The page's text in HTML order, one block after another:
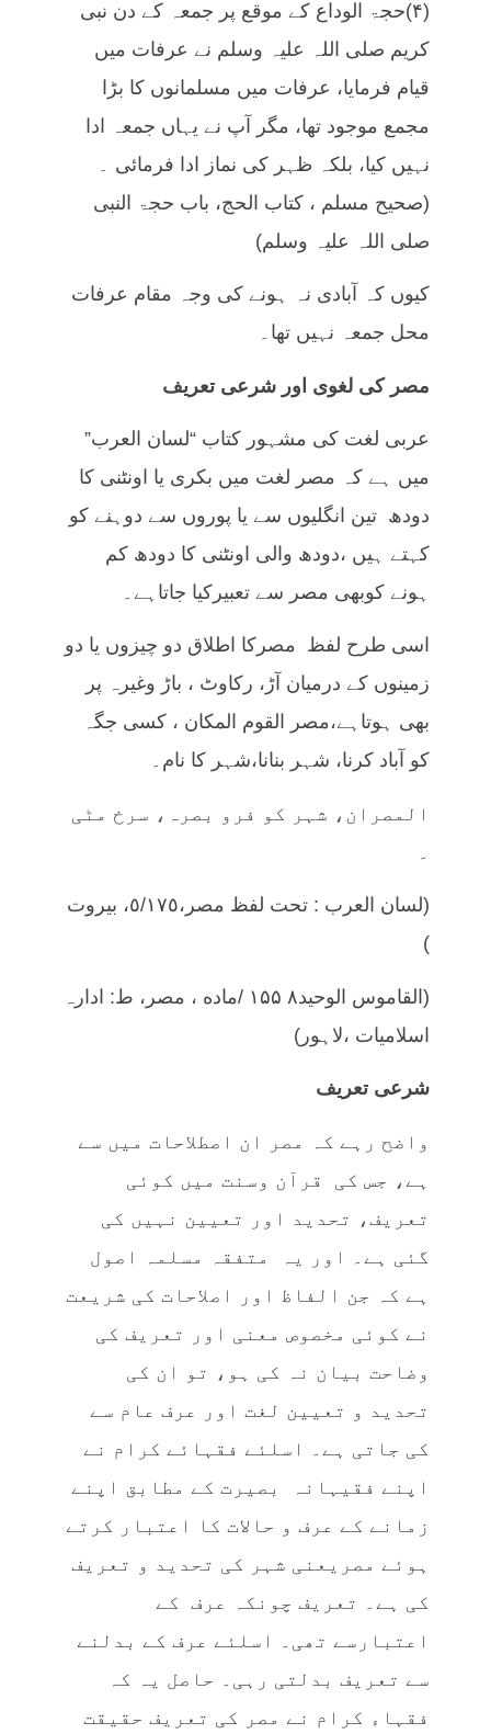
(۴)حجۃ الوداع کے موقع پر جمعہ کے دن نبی
کریم صلی اللہ علیہ وسلم نے عرفات میں
قیام فرمایا، عرفات میں مسلمانوں کا بڑا
مجمع موجود تھا، مگر آپ نے یہاں جمعہ ادا
نہیں کیا، بلکہ ظہر کی نماز ادا فرمائی ۔
(صحیح مسلم ، کتاب الحج، باب حجۃ النبی
صلی اللہ علیہ وسلم)
کیوں کہ آبادی نہ ہونے کی وجہ مقام عرفات
محل جمعہ نہیں تھا۔
مصر کی لغوی اور شرعی تعریف
عربی لغت کی مشہور کتاب “لسان العرب”
میں ہے کہ مصر لغت میں بکری یا اونٹنی کا
دودھ تین انگلیوں سے يا پوروں سے دوہنے کو
کہتے ہيں ،دودھ والی اونٹنی کا دودھ کم
ہونے کوبھی مصر سے تعبیرکیا جاتاہے۔
اسی طرح لفظ مصرکا اطلاق دو چیزوں یا دو
زمینوں کے درمیان آڑ، رکاوٹ ، باڑ وغیرہ پر
بھی ہوتاہے،مصر القوم المكان ، کسی جگہ
کو آباد کرنا، شہر بنانا،شہر کا نام۔
المصران، شہر کو فرو بصرہ، سرخ مٹی
(لسان العرب : تحت لفظ مصر،٥/١٧٥، بیروت
)
(القاموس الوحيد٨ ۱۵۵ /ماده ، مصر، ط: ادارہ
اسلامیات ،لاہور)
شرعی تعریف
واضح رہے کہ مصر ان اصطلاحات میں سے
ہے، جس کی قرآن وسنت میں کوئی
تعریف، تحدید اور تعیین نہیں کی
گئی ہے۔ اور یہ متفقہ مسلمہ اصول
ہے کہ جن الفاظ اور اصلاحات کی شریعت
نے کوئی مخصوص معنی اور تعریف کی
وضاحت بیان نہ کی ہو، تو ان کی
تحدید و تعیین لغت اور عرف عام سے
کی جاتی ہے۔ اسلئے فقہائے کرام نے
اپنے فقیہانہ بصیرت کے مطابق اپنے
زمانے کے عرف و حالات کا اعتبار کرتے
ہوئے مصریعنی شہر کی تحدید و تعریف
کی ہے۔ تعریف چونکہ عرف کے
اعتبارسے تھی۔ اسلئے عرف کے بدلنے
سے تعریف بدلتی رہی۔ حاصل یہ کہ
فقہاء کرام نے مصر کی تعریف حقیقت